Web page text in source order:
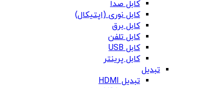
کابل صدا
کابل نوری (اپتیکال)
کابل برق
کابل تلفن
کابل USB
کابل پرینتر
تبدیل
تبدیل HDMI